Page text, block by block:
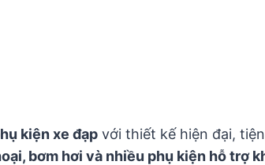
kiện xe đạp với thiết kế hiện đại,
bơm hơi và nhiều phụ kiện hỗ trợ